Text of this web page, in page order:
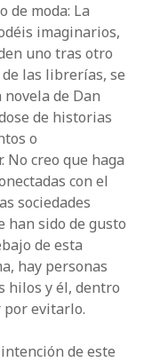
de moda: La
imaginarios,
uno tras otro
las librerías, se
de Dan
de historias
o
creo que haga
con el
sociedades
han sido de gusto
de esta
hay personas
hilos y él, dentro
por evitarlo.
de este